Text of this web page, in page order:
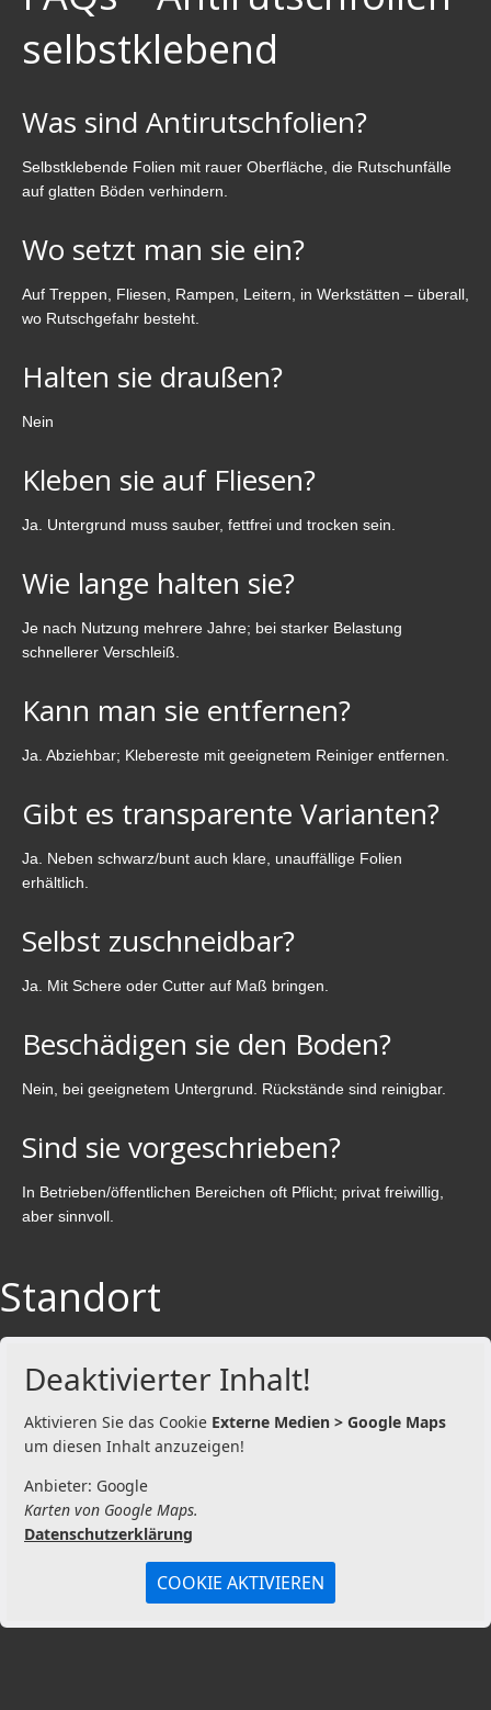
selbstklebend
Was sind Antirutschfolien?
Selbstklebende Folien mit rauer Oberfläche, die Rutschunfälle
auf glatten Böden verhindern.
Wo setzt man sie ein?
Auf Treppen, Fliesen, Rampen, Leitern, in Werkstätten – überall,
wo Rutschgefahr besteht.
Halten sie draußen?
Nein
Kleben sie auf Fliesen?
Ja. Untergrund muss sauber, fettfrei und trocken sein.
Wie lange halten sie?
Je nach Nutzung mehrere Jahre; bei starker Belastung
schnellerer Verschleiß.
Kann man sie entfernen?
Ja. Abziehbar; Klebereste mit geeignetem Reiniger entfernen.
Gibt es transparente Varianten?
Ja. Neben schwarz/bunt auch klare, unauffällige Folien
erhältlich.
Selbst zuschneidbar?
Ja. Mit Schere oder Cutter auf Maß bringen.
Beschädigen sie den Boden?
Nein, bei geeignetem Untergrund. Rückstände sind reinigbar.
Sind sie vorgeschrieben?
In Betrieben/öffentlichen Bereichen oft Pflicht; privat freiwillig,
aber sinnvoll.
Standort
Deaktivierter Inhalt!
Aktivieren Sie das Cookie Externe Medien > Google Maps
um diesen Inhalt anzuzeigen!
Anbieter: Google
Karten von Google Maps.
Datenschutzerklärung
COOKIE AKTIVIEREN